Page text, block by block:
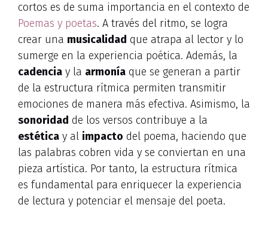
cortos es de suma importancia en el contexto de
Poemas y poetas. A través del ritmo, se logra
crear una musicalidad que atrapa al lector y lo
sumerge en la experiencia poética. Además, la
cadencia y la armonía que se generan a partir
de la estructura rítmica permiten transmitir
emociones de manera más efectiva. Asimismo, la
sonoridad de los versos contribuye a la
estética y al impacto del poema, haciendo que
las palabras cobren vida y se conviertan en una
pieza artística. Por tanto, la estructura rítmica
es fundamental para enriquecer la experiencia
de lectura y potenciar el mensaje del poeta.